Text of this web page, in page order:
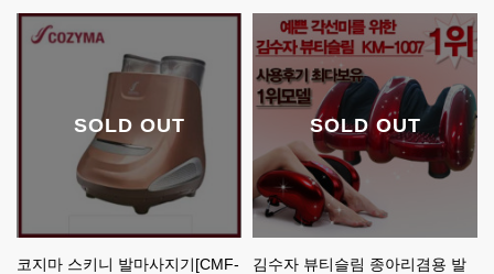
SOLD OUT
코지마 스키니 발마사지기[CMF-
SOLD OUT
김수자 뷰티슬림 종아리겸용 발